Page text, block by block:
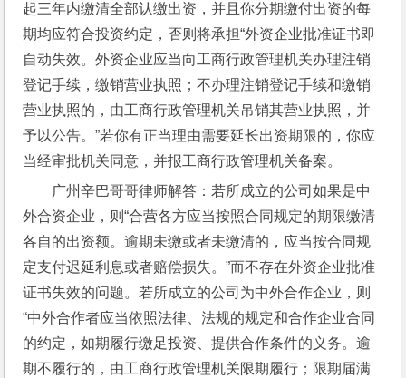
起三年内缴清全部认缴出资，并且你分期缴付出资的每
期均应符合投资约定，否则将承担“外资企业批准证书即
自动失效。外资企业应当向工商行政管理机关办理注销
登记手续，缴销营业执照；不办理注销登记手续和缴销
营业执照的，由工商行政管理机关吊销其营业执照，并
予以公告。”若你有正当理由需要延长出资期限的，你应
当经审批机关同意，并报工商行政管理机关备案。
广州辛巴哥哥律师解答：若所成立的公司如果是中
外合资企业，则“合营各方应当按照合同规定的期限缴清
各自的出资额。逾期未缴或者未缴清的，应当按合同规
定支付迟延利息或者赔偿损失。”而不存在外资企业批准
证书失效的问题。若所成立的公司为中外合作企业，则
“中外合作者应当依照法律、法规的规定和合作企业合同
的约定，如期履行缴足投资、提供合作条件的义务。逾
期不履行的，由工商行政管理机关限期履行；限期届满